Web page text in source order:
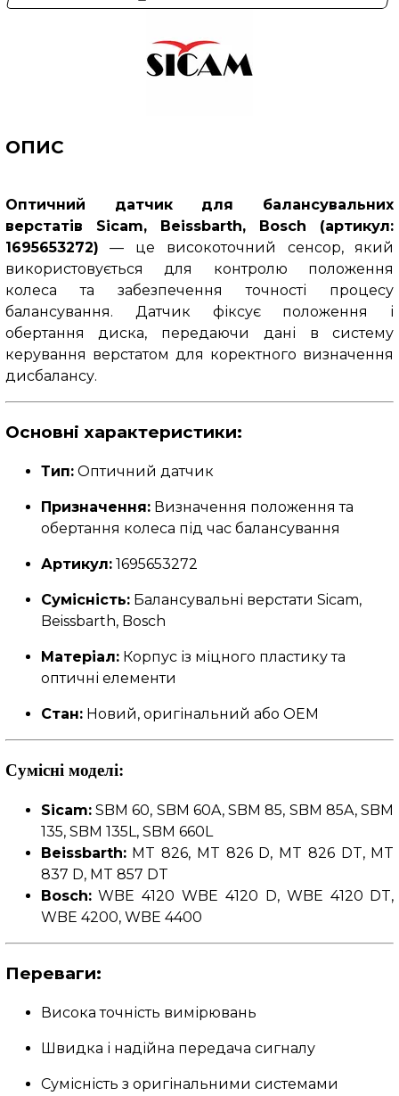
ОПИС
Оптичний датчик для балансувальних
верстатів Sicam, Beissbarth, Bosch (артикул:
1695653272) — це високоточний сенсор, який
використовується для контролю положення
колеса та забезпечення точності процесу
балансування. Датчик фіксує положення і
обертання диска, передаючи дані в систему
керування верстатом для коректного визначення
дисбалансу.
Основні характеристики:
Тип:Оптичний датчик
Призначення:Визначення положення та
обертання колеса під час балансування
Артикул:1695653272
Сумісність:Балансувальні верстати Sicam,
Beissbarth, Bosch
Матеріал:Корпус із міцного пластику та
оптичні елементи
Стан:Новий, оригінальний або OEM
Сумісні моделі:
Sicam:SBM 60, SBM 60A, SBM 85, SBM 85A, SBM
135, SBM 135L, SBM 660L
Beissbarth:MT 826, MT 826 D, MT 826 DT, MT
837 D, MT 857 DT
Bosch:WBE 4120 WBE 4120 D, WBE 4120 DT,
WBE 4200, WBE 4400
Переваги:
Висока точність вимірювань
Швидка і надійна передача сигналу
Сумісність з оригінальними системами